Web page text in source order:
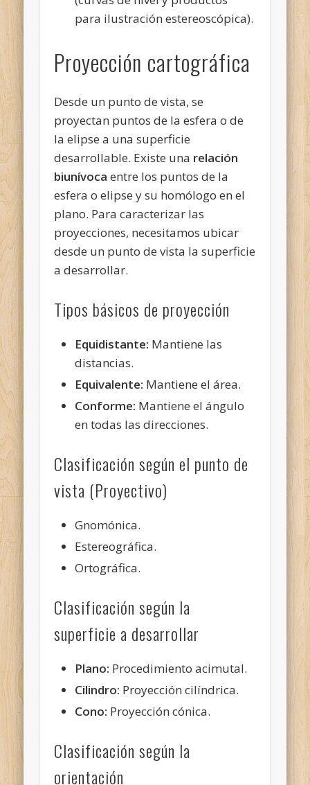
para ilustración estereoscópica).
Proyección cartográfica
Desde un punto de vista, se
proyectan puntos de la esfera o de
la elipse a una superficie
desarrollable. Existe una relación
biunívoca entre los puntos de la
esfera o elipse y su homólogo en el
plano. Para caracterizar las
proyecciones, necesitamos ubicar
desde un punto de vista la superficie
a desarrollar.
Tipos básicos de proyección
Equidistante: Mantiene las
distancias.
Equivalente: Mantiene el área.
Conforme: Mantiene el ángulo
en todas las direcciones.
Clasificación según el punto de
vista (Proyectivo)
Gnomónica.
Estereográfica.
Ortográfica.
Clasificación según la
superficie a desarrollar
Plano: Procedimiento acimutal.
Cilindro: Proyección cilíndrica.
Cono: Proyección cónica.
Clasificación según la
orientación